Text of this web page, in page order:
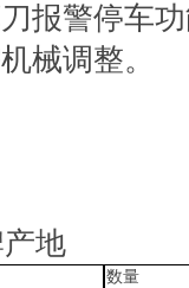
报警停车
械调整。
地
数量